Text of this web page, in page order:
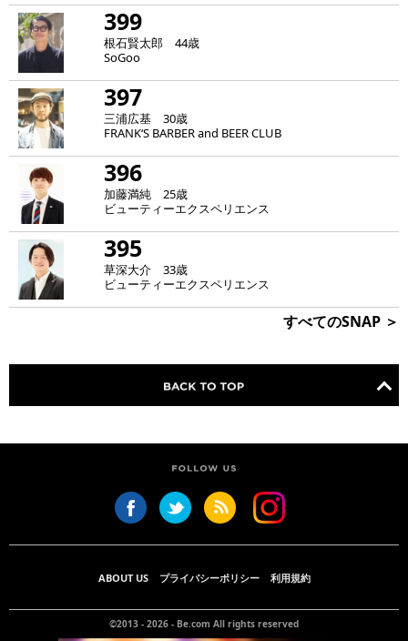
399
根石賢太郎 44歳
SoGoo
397
三浦広基 30歳
FRANK‘S BARBER and BEER CLUB
396
加藤満純 25歳
ビューティーエクスペリエンス
395
草深大介 33歳
ビューティーエクスペリエンス
すべてのSNAP ＞
ABOUT US プライバシーポリシー 利用規約
©2013 - 2026 - Be.com All rights reserved